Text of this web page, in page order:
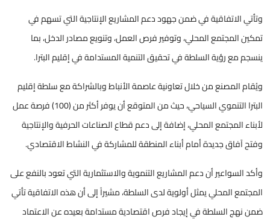
وتأتي الاتفاقية في ضمن جهود دعم المشاريع الإنتاجية التي تسهم في
تمكين المجتمع المحلي، وتوفير فرص العمل، وتنويع مصادر الدخل، بما
ينسجم مع رؤية السلطة في تحقيق التنمية المستدامة في إقليم البترا.
ويُقام المصنع من خلال تعاونية عاصمة الأنباط وبالشراكة مع سلطة إقليم
البترا التنموي السياحي، حيث من المتوقع أن يوفر أكثر من (100) فرصة عمل
لأبناء المجتمع المحلي، إضافة إلى دعم قطاع الصناعات الحرفية والإنتاجية
وفتح آفاق جديدة أمام أبناء المنطقة للمشاركة في النشاط الاقتصادي.
وأكد السواعير أن دعم المشاريع التنموية والاستثمارية التي تعود بالنفع على
المجتمع المحلي يمثل أولوية لدى السلطة، مشيراً إلى أن هذه الاتفاقية تأتي
ضمن نهج السلطة في إيجاد فرص اقتصادية مستدامة بعيده عن الاعتماد